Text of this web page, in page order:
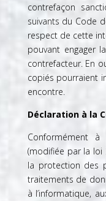
contrefaçon
suivants du Code
respect de cette
pouvant engager
contrefacteur. En
copiés pourraient
encontre.
Déclaration à la
Conformément
(modifiée par la loi
la protection des
traitements de
à l’informatique,